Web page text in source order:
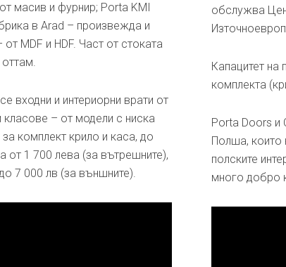
масив и фурнир; Porta KMI
в Arad – произвежда и
от MDF и HDF. Част от стоката
входни и интериорни врати от
класове – от модели с ниска
комплект крило и каса, до
от 1 700 лева (за вътрешните),
7 000 лв (за външните).
обслужва
Капацитет на
комплекта
Porta Doors и
Полша,
полските
много добро